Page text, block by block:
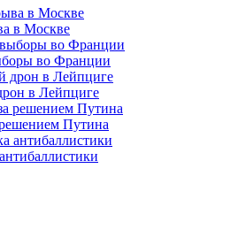
в Москве
во Франции
в Лейпциге
Путина